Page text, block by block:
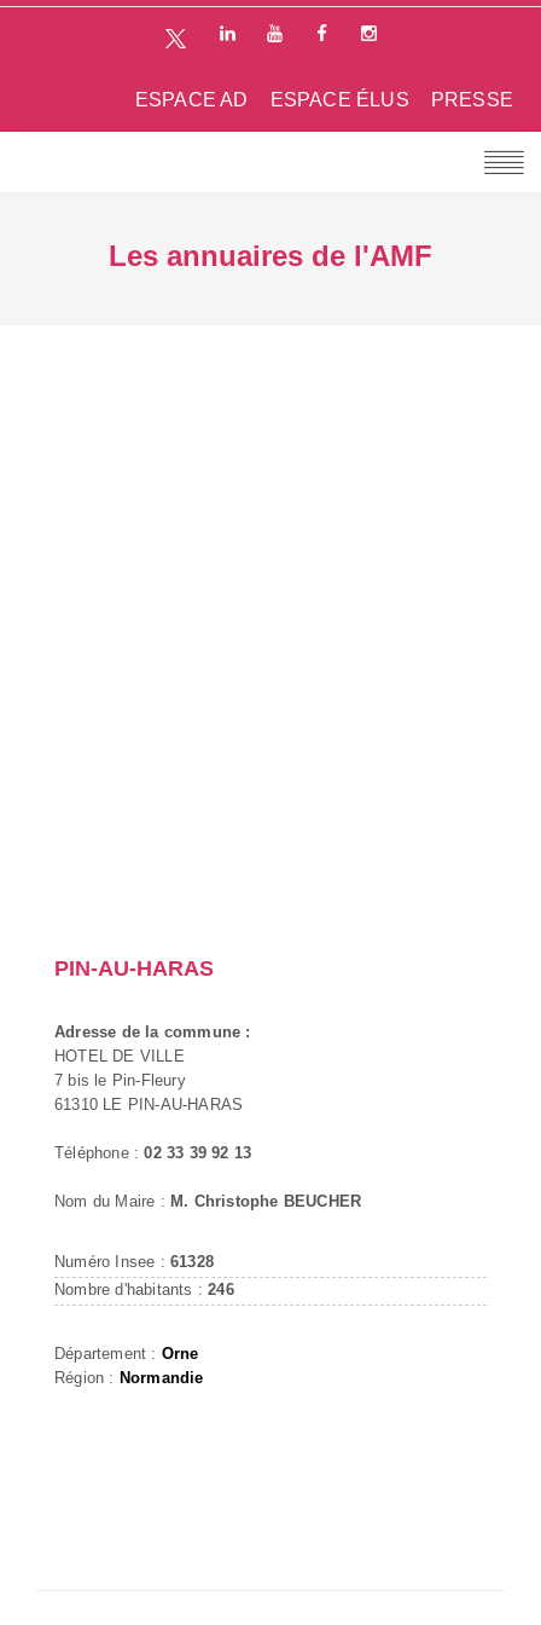
PRESSE
ESPACE ÉLUS
ESPACE AD
Les annuaires de l'AMF
PIN-AU-HARAS
Adresse de la commune :
HOTEL DE VILLE
7 bis le Pin-Fleury
61310 LE PIN-AU-HARAS
Téléphone :02 33 39 92 13
Nom du Maire : M. Christophe BEUCHER
Numéro Insee : 61328
Nombre d'habitants :246
Département : Orne
Région : Normandie